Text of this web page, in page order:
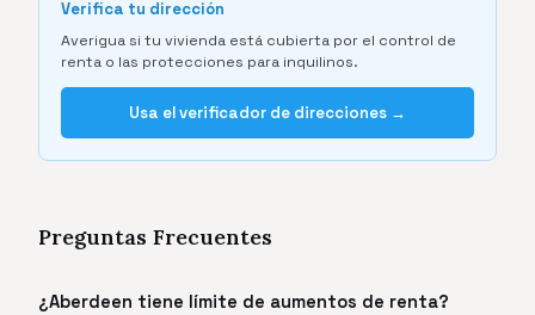
Verifica tu dirección
Averigua si tu vivienda está cubierta por el control de
renta o las protecciones para inquilinos.
Usa el verificador de direcciones →
Preguntas Frecuentes
¿Aberdeen tiene límite de aumentos de renta?